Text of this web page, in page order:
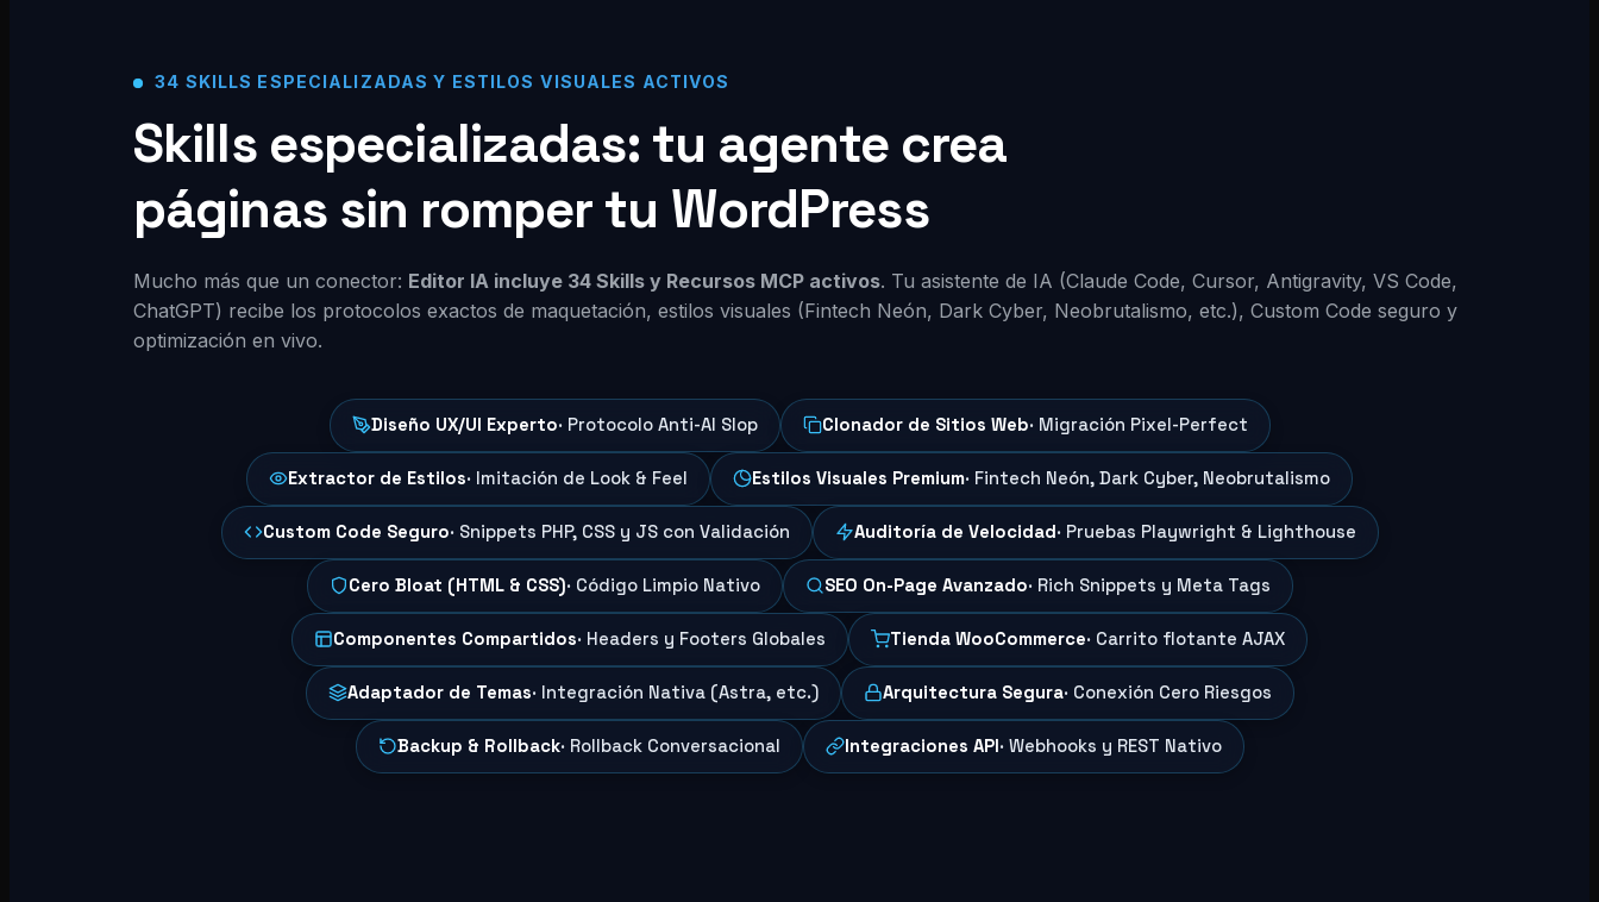
34 SKILLS ESPECIALIZADAS Y ESTILOS VISUALES ACTIVOS
Skills especializadas: tu agente crea
páginas sin romper tu WordPress
Mucho más que un conector: Editor IA incluye 34 Skills y Recursos MCP activos. Tu asistente de IA (Claude Code, Cursor, Antigravity, VS Code,
ChatGPT) recibe los protocolos exactos de maquetación, estilos visuales (Fintech Neón, Dark Cyber, Neobrutalismo, etc.), Custom Code seguro y
optimización en vivo.
Diseño UX/UI Experto· Protocolo Anti-AI Slop Clonador de Sitios Web· Migración Pixel-Perfect
Extractor de Estilos· Imitación de Look & Feel Estilos Visuales Premium· Fintech Neón, Dark Cyber, Neobrutalismo
Custom Code Seguro· Snippets PHP, CSS y JS con Validación Auditoría de Velocidad· Pruebas Playwright & Lighthouse
Cero Bloat (HTML & CSS)· Código Limpio Nativo SEO On-Page Avanzado· Rich Snippets y Meta Tags
Componentes Compartidos· Headers y Footers Globales Tienda WooCommerce· Carrito flotante AJAX
Adaptador de Temas· Integración Nativa (Astra, etc.) Arquitectura Segura· Conexión Cero Riesgos
Backup & Rollback· Rollback Conversacional Integraciones API· Webhooks y REST Nativo